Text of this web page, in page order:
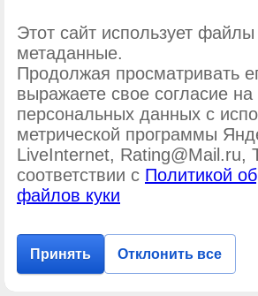
©ООО Подшипник-сервис
Этот сайт использует файлы
метаданные.
Продолжая просматривать
выражаете свое согласие на
персональных данных с
метрической программы
LiveInternet, Rating@Mail.ru,
соответствии с Политикой
файлов куки
Принять Отклонить все